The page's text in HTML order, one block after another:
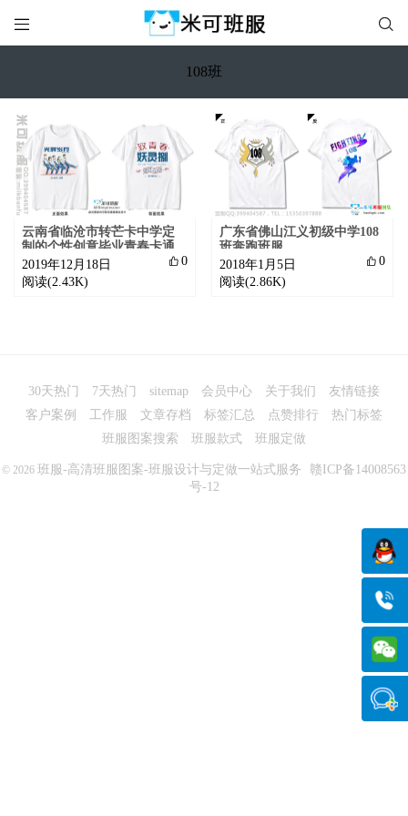
 
108班
云南省临沧市转芒卡中学定
制的个性创意毕业青春卡通
潮流纪念唯美小清新108班白
色短袖班服
 0
2019年12月18日
阅读(2.43K)
广东省佛山江义初级中学108
班奔跑班服
 0
2018年1月5日
阅读(2.86K)
30天热门 7天热门 sitemap 会员中心 关于我们
友情链接
客户案例
工作服 文章存档 标签汇总 点赞排行
热门标签
班服图案搜索
班服款式 班服定做
© 2026 班服-高清班服图案-班服设计与定做一站式服务
赣ICP备14008563
号-12